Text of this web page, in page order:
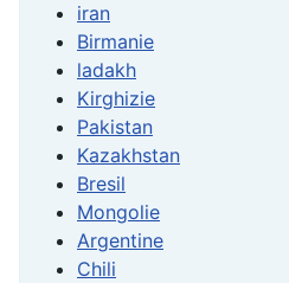
iran
Birmanie
ladakh
Kirghizie
Pakistan
Kazakhstan
Bresil
Mongolie
Argentine
Chili